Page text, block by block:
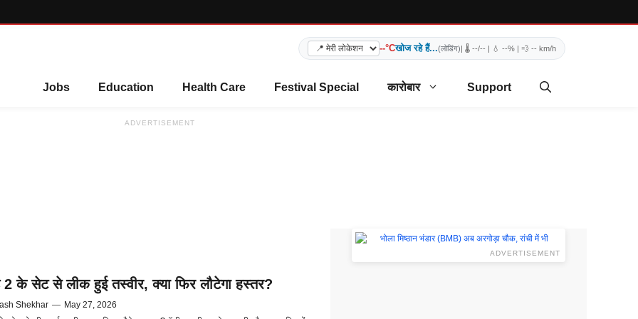
--°Cखोज रहे हैं...(लोडिंग)| 🌡️ --/-- | 💧 --% | 💨 -- km/h
Jobs Education Health Care Festival Special कारोबार Support
ADVERTISEMENT
2 के सेट से लीक हुई तस्वीर, क्या फिर लौटेगा हस्तर?
Shekhar — May 27, 2026
ADVERTISEMENT